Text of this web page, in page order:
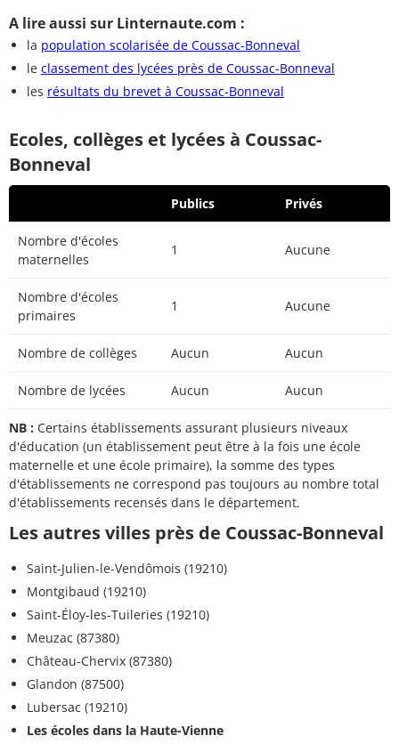
A lire aussi sur Linternaute.com :
la population scolarisée de Coussac-Bonneval
le classement des lycées près de Coussac-Bonneval
les résultats du brevet à Coussac-Bonneval
Ecoles, collèges et lycées à Coussac-
Bonneval
Publics Privés
Nombre d'écoles
maternelles
1 Aucune
Nombre d'écoles
primaires
1 Aucune
Nombre de collèges Aucun Aucun
Nombre de lycées Aucun Aucun
NB : Certains établissements assurant plusieurs niveaux
d'éducation (un établissement peut être à la fois une école
maternelle et une école primaire), la somme des types
d'établissements ne correspond pas toujours au nombre total
d'établissements recensés dans le département.
Les autres villes près de Coussac-Bonneval
Saint-Julien-le-Vendômois (19210)
Montgibaud (19210)
Saint-Éloy-les-Tuileries (19210)
Meuzac (87380)
Château-Chervix (87380)
Glandon (87500)
Lubersac (19210)
Les écoles dans la Haute-Vienne